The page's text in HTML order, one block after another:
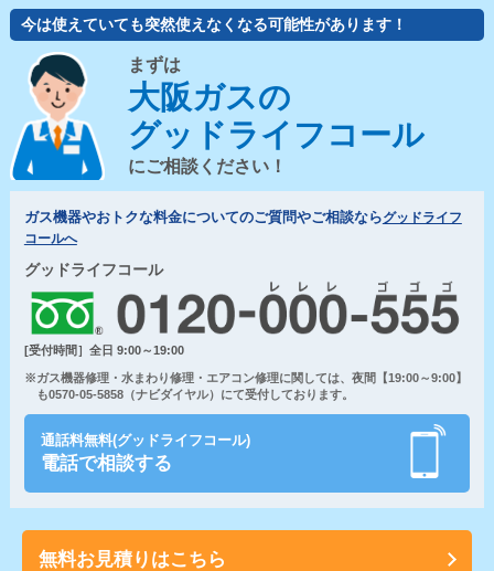
今は使えていても突然使えなくなる可能性があります！
まずは
大阪ガスの
グッドライフコール
にご相談ください！
ガス機器やおトクな料金についてのご質問やご相談ならグッドライフ
コールへ
グッドライフコール
[受付時間］全日 9:00～19:00
※ガス機器修理・水まわり修理・エアコン修理に関しては、夜間【19:00～9:00】
も0570-05-5858（ナビダイヤル）にて受付しております。
通話料無料(グッドライフコール)
電話で相談する
無料お見積りはこちら